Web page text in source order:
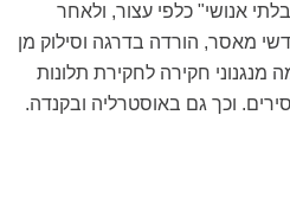
אנושי" כלפי עצור, ולאחר
באשמה נידון ל-12 חודשי מאסר, הורדה בדרגה וסילוק מן
מנגנוני חקירה לחקירת תלונות
וכך גם באוסטרליה ובקנדה.